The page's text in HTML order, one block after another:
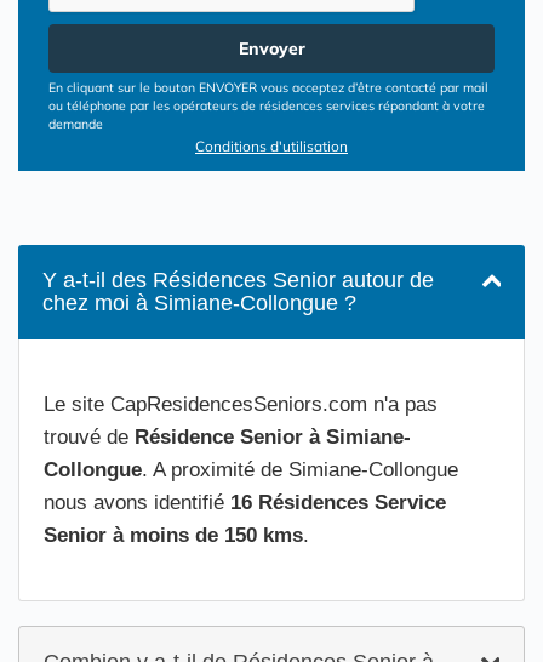
Envoyer
En cliquant sur le bouton ENVOYER vous acceptez d’être contacté par mail
ou téléphone par les opérateurs de résidences services répondant à votre
demande
Conditions d'utilisation
Y a-t-il des Résidences Senior autour de
chez moi à Simiane-Collongue ?
Le site CapResidencesSeniors.com n'a pas
trouvé de Résidence Senior à Simiane-
Collongue. A proximité de Simiane-Collongue
nous avons identifié 16 Résidences Service
Senior à moins de 150 kms.